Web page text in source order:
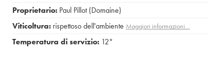
Proprietario: Paul Pillot (Domaine)
Viticoltura: rispettoso dell'ambiente Maggiori informazioni…
Temperatura di servizio: 12°